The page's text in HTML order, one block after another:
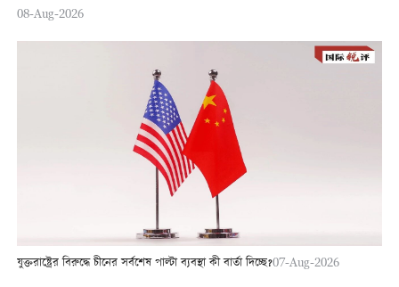
08-Aug-2026
যুক্তরাষ্ট্রের বিরুদ্ধে চীনের সর্বশেষ পাল্টা ব্যবস্থা কী বার্তা দিচ্ছে?07-Aug-2026